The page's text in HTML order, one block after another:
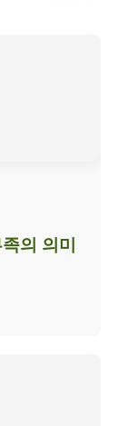
의 의미